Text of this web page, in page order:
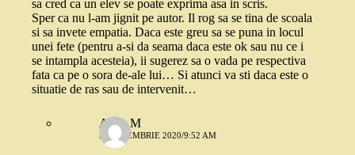
sa cred ca un elev se poate exprima asa in scris.
Sper ca nu l-am jignit pe autor. Il rog sa se tina de scoala
si sa invete empatia. Daca este greu sa se puna in locul
unei fete (pentru a-si da seama daca este ok sau nu ce i
se intampla acesteia), ii sugerez sa o vada pe respectiva
fata ca pe o sora de-ale lui… Si atunci va sti daca este o
situatie de ras sau de intervenit…
Alina M
3 SEPTEMBRIE 2020/9:52 AM